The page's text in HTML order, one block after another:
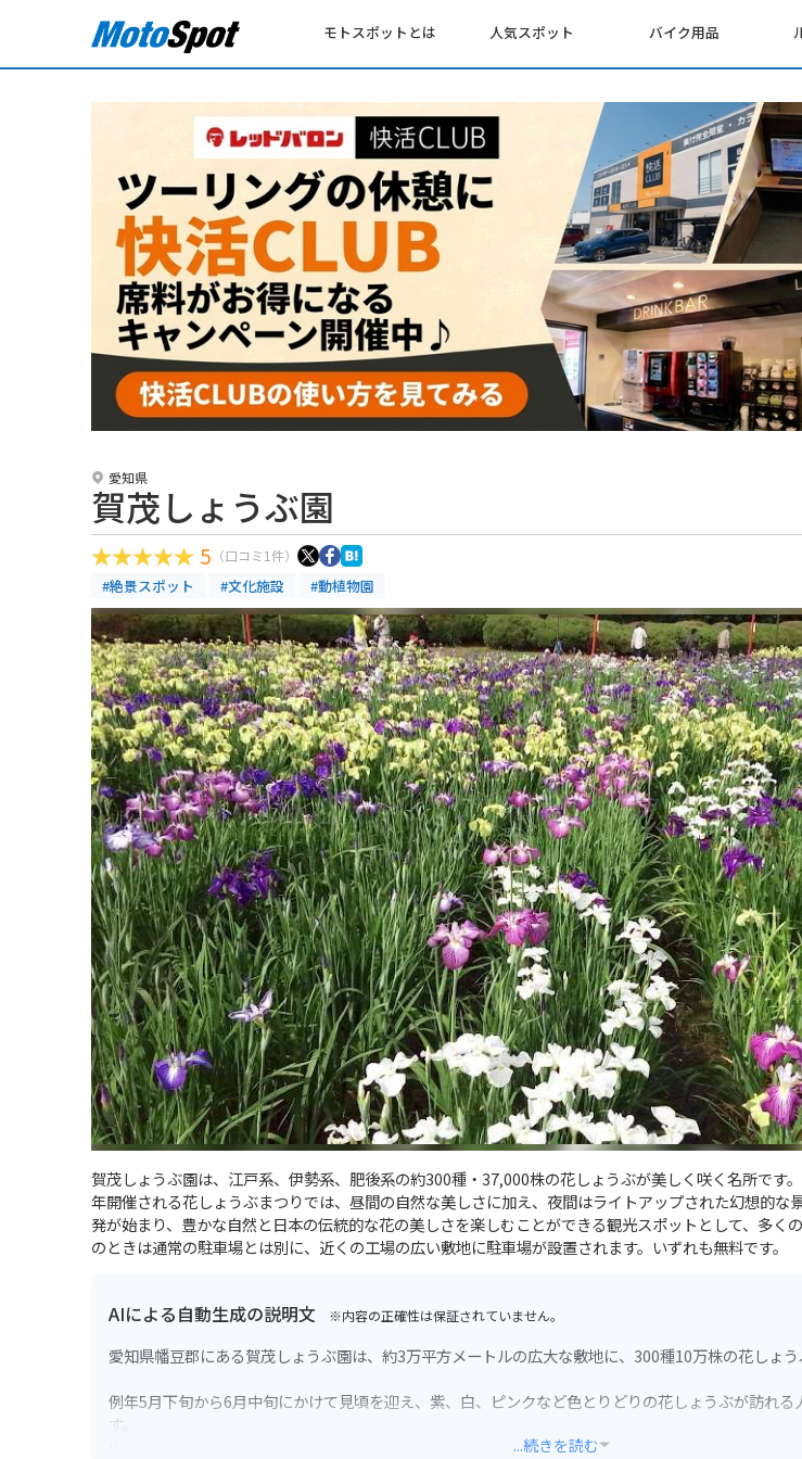
モトスポットとは 人気スポット バイク用品
愛知県
賀茂しょうぶ園
5 （口コミ1件）
#絶景スポット #文化施設 #動植物園
賀茂しょうぶ園は、江戸系、伊勢系、肥後系の約300種・37,000株の花しょうぶが美しく咲く名所です
年開催される花しょうぶまつりでは、昼間の自然な美しさに加え、夜間はライトアップされた幻想的な
発が始まり、豊かな自然と日本の伝統的な花の美しさを楽しむことができる観光スポットとして、多く
のときは通常の駐車場とは別に、近くの工場の広い敷地に駐車場が設置されます。いずれも無料です。
AIによる自動生成の説明文 ※内容の正確性は保証されていません。
愛知県幡豆郡にある賀茂しょうぶ園は、約3万平方メートルの広大な敷地に、300種10万株の花しょう
例年5月下旬から6月中旬にかけて見頃を迎え、紫、白、ピンクなど色とりどりの花しょうぶが訪れる
す。
...続きを読む